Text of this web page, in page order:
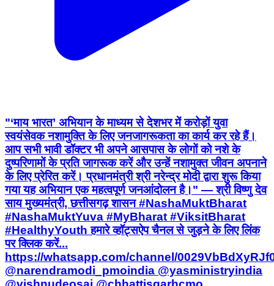
"‘माय भारत’ अभियान के माध्यम से देशभर में करोड़ों युवा
स्वयंसेवक नशामुक्ति के लिए जनजागरूकता का कार्य कर रहे हैं।
आप सभी भावी डॉक्टर भी अपने आसपास के लोगों को नशे के
दुष्परिणामों के प्रति जागरूक करें और उन्हें नशामुक्त जीवन अपनाने
के लिए प्रेरित करें। प्रधानमंत्री श्री नरेन्द्र मोदी द्वारा शुरू किया
गया यह अभियान एक महत्वपूर्ण जनआंदोलन है।" — श्री विष्णु देव
साय मुख्यमंत्री, छत्तीसगढ़ शासन #NashaMuktBharat
#NashaMuktYuva #MyBharat #ViksitBharat
#HealthyYouth हमारे व्हॉट्सऐप चैनल से जुड़ने के लिए लिंक
पर क्लिक करें...
https://whatsapp.com/channel/
@narendramodi_pmoindia @yasministryindia